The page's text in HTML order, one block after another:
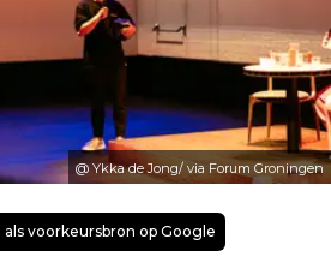
@ Ykka de Jong/ via Forum Groningen
voorkeursbron op Google